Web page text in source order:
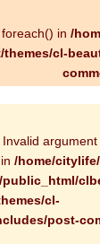
in /
cl-
Invalid
/home/
public_html/
cl-
post-